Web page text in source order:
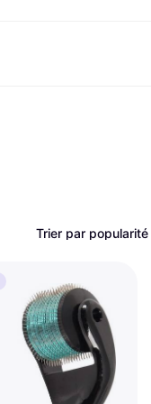
Trier par popularité